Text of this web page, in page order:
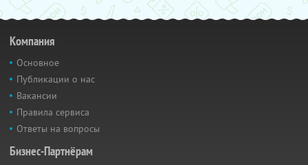
Компания
Основное
Публикации о нас
Вакансии
Правила сервиса
Ответы на вопросы
Бизнес-Партнёрам